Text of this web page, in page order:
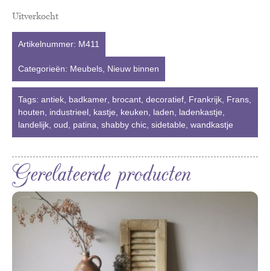
Uitverkocht
Artikelnummer: M411
Categorieën: Meubels Nieuw binnen
Tags: antiek badkamer brocant decoratief Frankrijk Frans
houten
industrieel kastje keuken laden ladenkastje
landelijk oud patina shabby chic sidetable wandkastje
Gerelateerde producten